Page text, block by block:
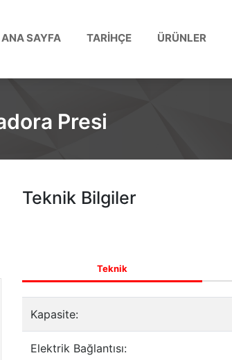
ANA SAYFA TARİHÇE ÜRÜNLER
Presi
Teknik Bilgiler
Teknik
Kapasite:
Elektrik Bağlantısı: